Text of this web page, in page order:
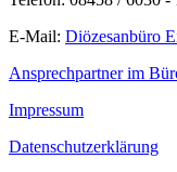
E-Mail: Diözesanbüro
Ansprechpartner im
Impressum
Datenschutzerklärung